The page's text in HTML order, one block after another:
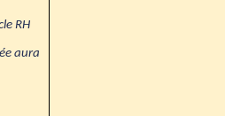
RH
aura